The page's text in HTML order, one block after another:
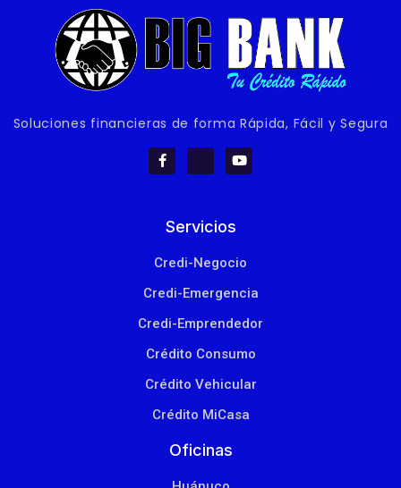
Soluciones financieras de forma Rápida, Fácil y Segura
Servicios
Credi-Negocio
Credi-Emergencia
Credi-Emprendedor
Crédito Consumo
Crédito Vehicular
Crédito MiCasa
Oficinas